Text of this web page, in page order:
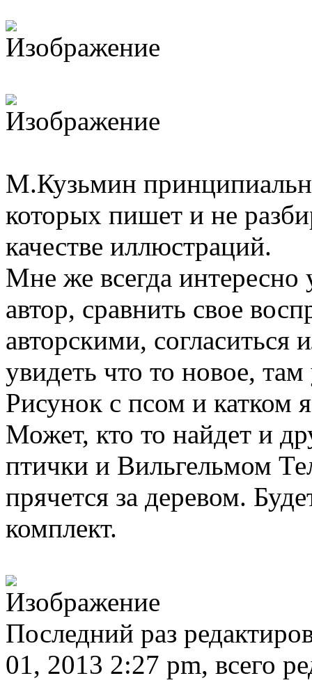
М.Кузьмин
которых пишет и не
качестве иллюстраций.
Мне же всегда интересно
автор, сравнить свое
авторскими, согласиться
увидеть что то новое,
Рисунок с псом и катком
Может, кто то найдет и
птички и Вильгельмом
прячется за деревом.
комплект.
Последний раз
01, 2013 2:27 pm, всего